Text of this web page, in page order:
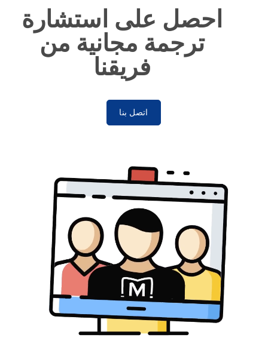
احصل على استشارة
ترجمة مجانية من
فريقنا
اتصل بنا